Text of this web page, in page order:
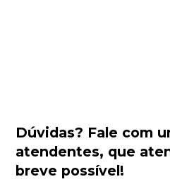
Dúvidas? Fale com
atendentes, que
breve possível!